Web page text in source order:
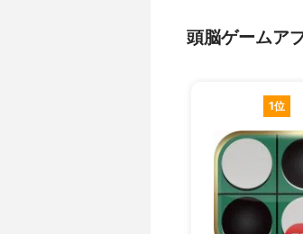
頭脳ゲームア
1位